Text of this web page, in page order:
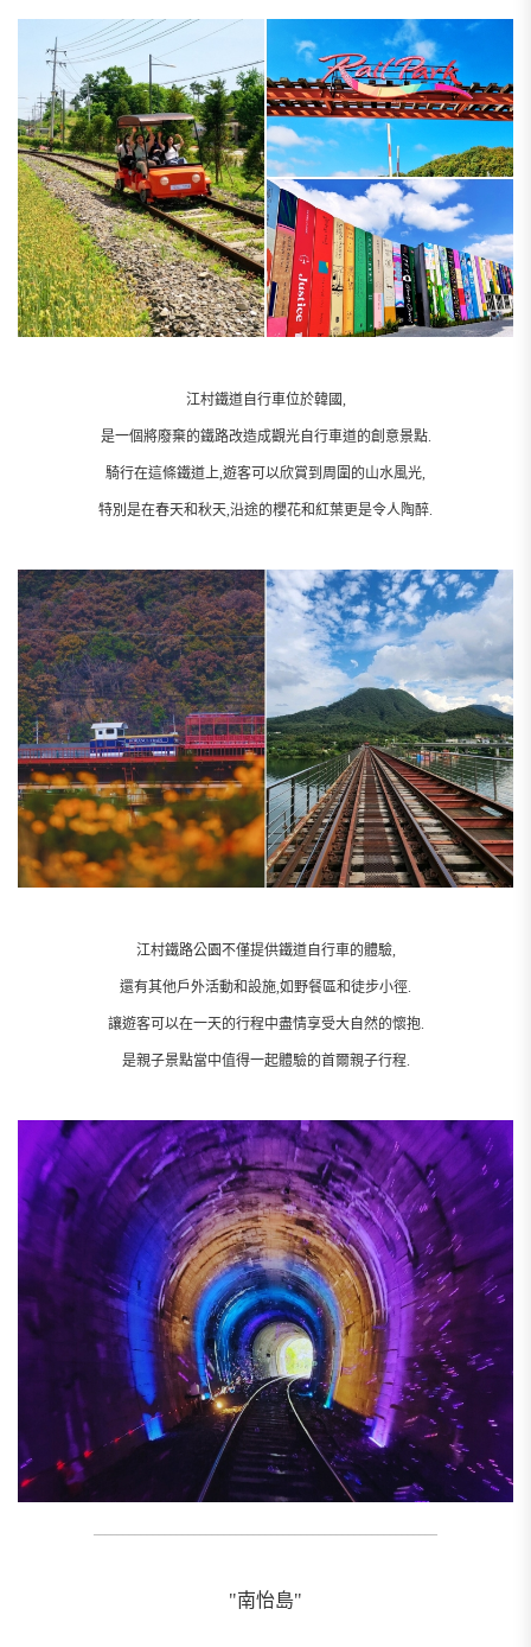
江村鐵道自行車位於韓國,
是一個將廢棄的鐵路改造成觀光自行車道的創意景點.
騎行在這條鐵道上,遊客可以欣賞到周圍的山水風光,
特別是在春天和秋天,沿途的櫻花和紅葉更是令人陶醉.
江村鐵路公園不僅提供鐵道自行車的體驗,
還有其他戶外活動和設施,如野餐區和徒步小徑.
讓遊客可以在一天的行程中盡情享受大自然的懷抱.
是親子景點當中值得一起體驗的首爾親子行程.
"南怡島"